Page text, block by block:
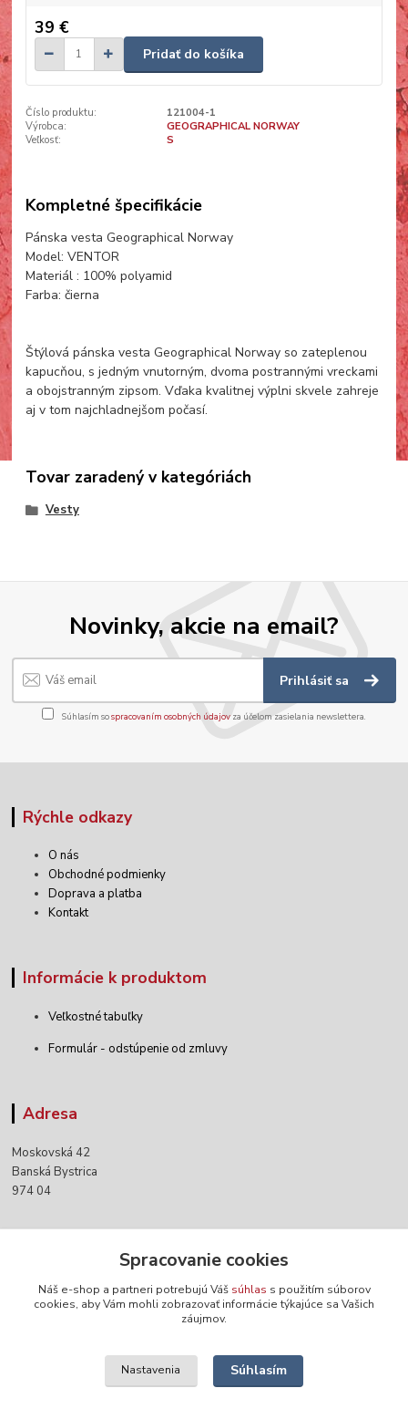
39 €
Pridať do košíka
Číslo produktu:
121004-1
Výrobca:
GEOGRAPHICAL NORWAY
Veľkosť:
S
Kompletné špecifikácie
Pánska vesta Geographical Norway
Model: VENTOR
Materiál : 100% polyamid
Farba: čierna
Štýlová pánska vesta Geographical Norway so zateplenou
kapucňou, s jedným vnutorným, dvoma postrannými vreckami
a obojstranným zipsom. Vďaka kvalitnej výplni skvele zahreje
aj v tom najchladnejšom počasí.
Tovar zaradený v kategóriách
Vesty
Novinky, akcie na email?
Prihlásiť sa
Súhlasím sospracovaním osobných údajov za účelom zasielania newslettera.
Rýchle odkazy
O nás
Obchodné podmienky
Doprava a platba
Kontakt
Informácie k produktom
Veľkostné tabuľky
Formulár - odstúpenie od zmluvy
Adresa
Moskovská 42
Banská Bystrica
974 04
+421 903 152 158
Spracovanie cookies
Náš e-shop a partneri potrebujú Váš súhlas s použitím súborov
cookies, aby Vám mohli zobrazovať informácie týkajúce sa Vašich
záujmov.
Nastavenia Súhlasím